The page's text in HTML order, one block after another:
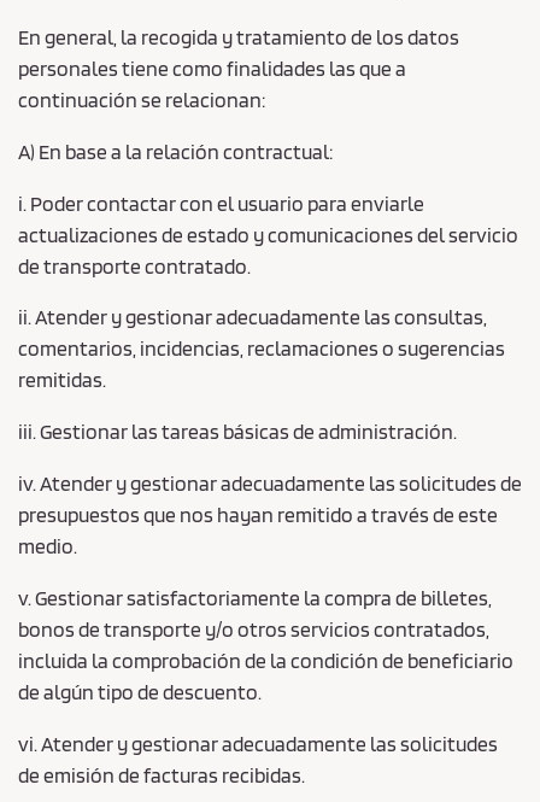
En general, la recogida y tratamiento de los datos
personales tiene como finalidades las que a
continuación se relacionan:
A) En base a la relación contractual:
i. Poder contactar con el usuario para enviarle
actualizaciones de estado y comunicaciones del servicio
de transporte contratado.
ii. Atender y gestionar adecuadamente las consultas,
comentarios, incidencias, reclamaciones o sugerencias
remitidas.
iii. Gestionar las tareas básicas de administración.
iv. Atender y gestionar adecuadamente las solicitudes de
presupuestos que nos hayan remitido a través de este
medio.
v. Gestionar satisfactoriamente la compra de billetes,
bonos de transporte y/o otros servicios contratados,
incluida la comprobación de la condición de beneficiario
de algún tipo de descuento.
vi. Atender y gestionar adecuadamente las solicitudes
de emisión de facturas recibidas.